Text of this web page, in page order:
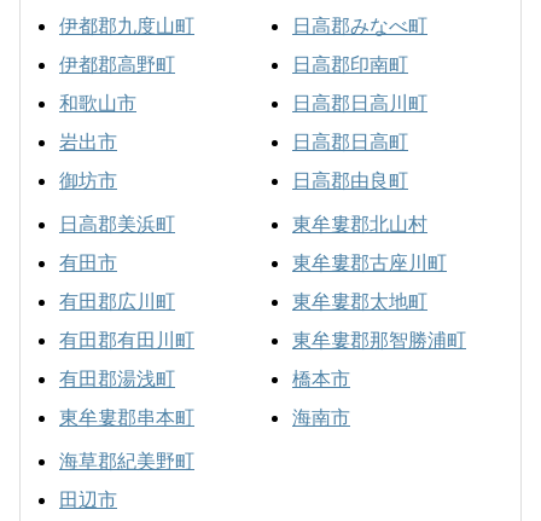
伊都郡九度山町
伊都郡高野町
和歌山市
岩出市
御坊市
日高郡みなべ町
日高郡印南町
日高郡日高川町
日高郡日高町
日高郡由良町
日高郡美浜町
有田市
有田郡広川町
有田郡有田川町
有田郡湯浅町
東牟婁郡串本町
東牟婁郡北山村
東牟婁郡古座川町
東牟婁郡太地町
東牟婁郡那智勝浦町
橋本市
海南市
海草郡紀美野町
田辺市